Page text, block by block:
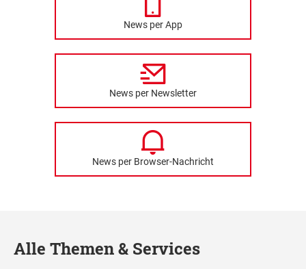
News per App
News per Newsletter
News per Browser-Nachricht
Alle Themen & Services